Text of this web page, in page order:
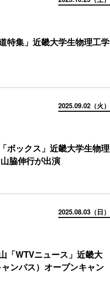
特集」近畿大学生物理工学
2025.09.02（火）
ボックス」近畿大学生物理
脇伸行が出演
2025.08.03（日）
「WTVニュース」近畿大
ンパス）オープンキャン